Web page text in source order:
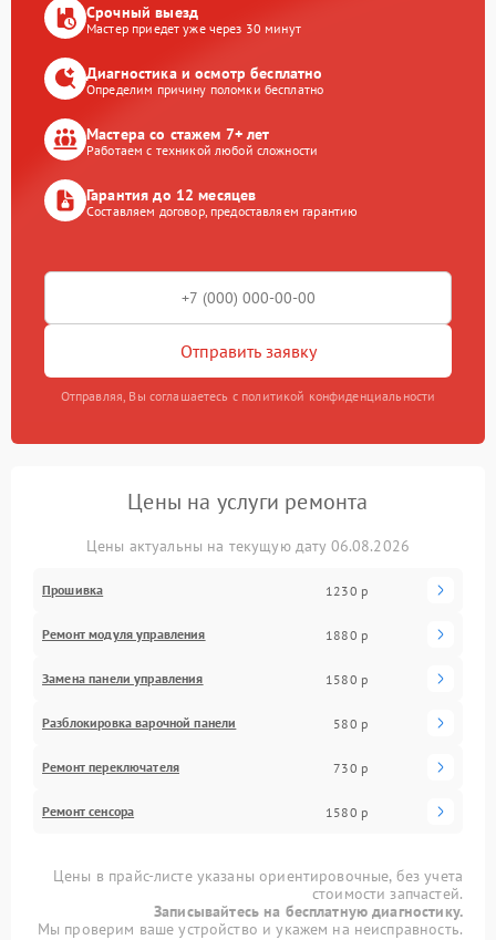
Срочный выезд
Мастер приедет уже через 30 минут
Диагностика и осмотр бесплатно
Определим причину поломки бесплатно
Мастера со стажем 7+ лет
Работаем с техникой любой сложности
Гарантия до 12 месяцев
Составляем договор, предоставляем гарантию
Отправить заявку
Отправляя, Вы соглашаетесь с политикой конфиденциальности
Цены на услуги ремонта
Цены актуальны на текущую дату 06.08.2026
Прошивка 1230 р
Ремонт модуля управления 1880 р
Замена панели управления 1580 р
Разблокировка варочной панели 580 р
Ремонт переключателя 730 р
Ремонт сенсора 1580 р
Цены в прайс-листе указаны ориентировочные, без учета
стоимости запчастей.
Записывайтесь на бесплатную диагностику.
Мы проверим ваше устройство и укажем на неисправность.